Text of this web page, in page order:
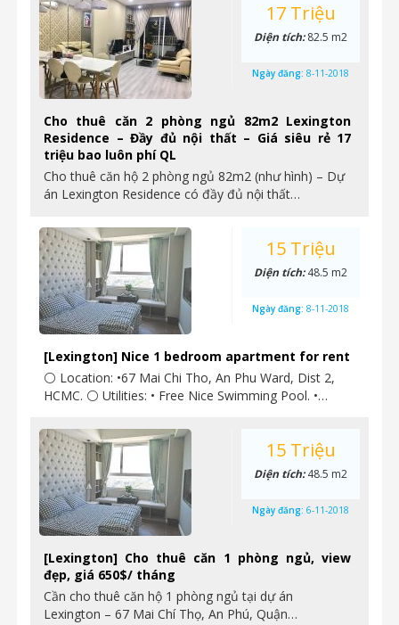
Cho thuê căn 2 phòng ngủ 82m2 Lexington
Residence – Đầy đủ nội thất – Giá siêu rẻ 17
triệu bao luôn phí QL
Cho thuê căn hộ 2 phòng ngủ 82m2 (như hình) – Dự
án Lexington Residence có đầy đủ nội thất…
17 Triệu
Diện tích:82.5 m2
Ngày đăng: 8-11-2018
[Lexington] Nice 1 bedroom apartment for rent
⚪ Location: •67 Mai Chi Tho, An Phu Ward, Dist 2,
HCMC. ⚪ Utilities: • Free Nice Swimming Pool. •…
15 Triệu
Diện tích:48.5 m2
Ngày đăng: 8-11-2018
[Lexington] Cho thuê căn 1 phòng ngủ, view
đẹp, giá 650$/ tháng
Cần cho thuê căn hộ 1 phòng ngủ tại dự án
Lexington – 67 Mai Chí Thọ, An Phú, Quận…
15 Triệu
Diện tích:48.5 m2
Ngày đăng: 6-11-2018